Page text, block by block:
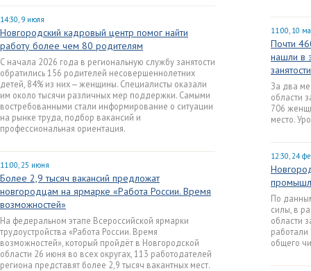
14:30, 9 июля
Новгородский кадровый центр помог найти
работу более чем 80 родителям
С начала 2026 года в региональную службу занятости
обратились 156 родителей несовершеннолетних
детей, 84% из них — женщины. Специалисты оказали
им около тысячи различных мер поддержки. Самыми
востребованными стали информирование о ситуации
на рынке труда, подбор вакансий и
профессиональная ориентация.
11:00, 25 июня
Более 2,9 тысяч вакансий предложат
новгородцам на ярмарке «Работа России. Время
возможностей»
На федеральном этапе Всероссийской ярмарки
трудоустройства «Работа России. Время
возможностей», который пройдёт в Новгородской
области 26 июня во всех округах, 113 работодателей
региона представят более 2,9 тысяч вакантных мест.
11:00, 10
Почти
нашли в
За два
области
706
место.
12:30, 24
По
силы, в
области
работали
общего